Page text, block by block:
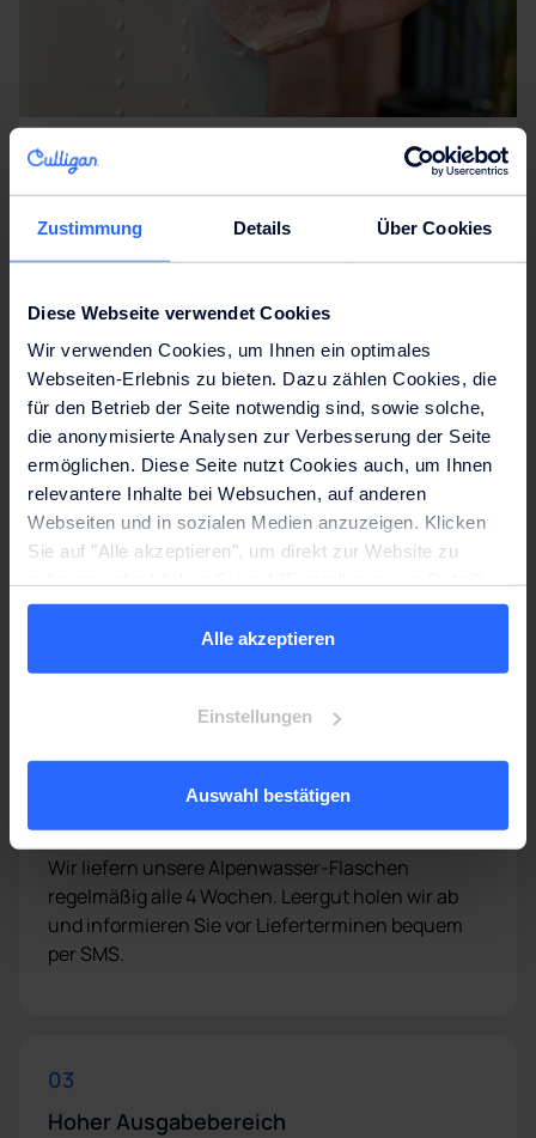
Zustimmung Details Über Cookies
Diese Webseite verwendet Cookies
Wir verwenden Cookies, um Ihnen ein optimales
Webseiten-Erlebnis zu bieten. Dazu zählen Cookies, die
für den Betrieb der Seite notwendig sind, sowie solche,
die anonymisierte Analysen zur Verbesserung der Seite
ermöglichen. Diese Seite nutzt Cookies auch, um Ihnen
relevantere Inhalte bei Websuchen, auf anderen
Webseiten und in sozialen Medien anzuzeigen. Klicken
Sie auf "Alle akzeptieren", um direkt zur Website zu
um detaillierte Beschreibungen der eingesetzten Cookies
anzuzeigen und zu verwalten. Weitere Informationen
finden Sie auf der Seite
Alle akzeptieren
Einstellungen
Auswahl bestätigen
01
Perfekte Erfrischung
nmitten der naturbelassenen geschützten
alpina Quelle.
02
Regelmäßige Lieferung
Wir liefern unsere Alpenwasser-Flaschen
regelmäßig alle 4 Wochen. Leergut holen wir ab
und informieren Sie vor Lieferterminen bequem
per SMS.
03
Hoher Ausgabebereich